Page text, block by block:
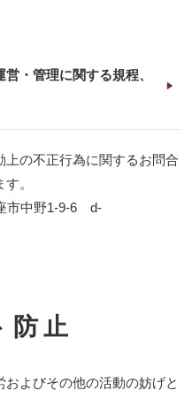
・管理に関する規程、
の不正行為に関するお問合
。
市中野1-9-6 d-
防止
よびその他の活動の妨げと